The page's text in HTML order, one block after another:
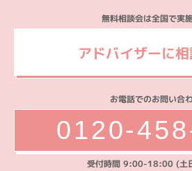
無料相談会は全国で実
アドバイザーに
お電話でのお問い合
0120-
受付時間 9:00-18:00 (土